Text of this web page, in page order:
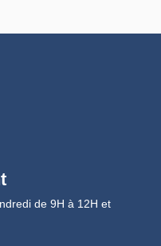
de 9H à 12H et